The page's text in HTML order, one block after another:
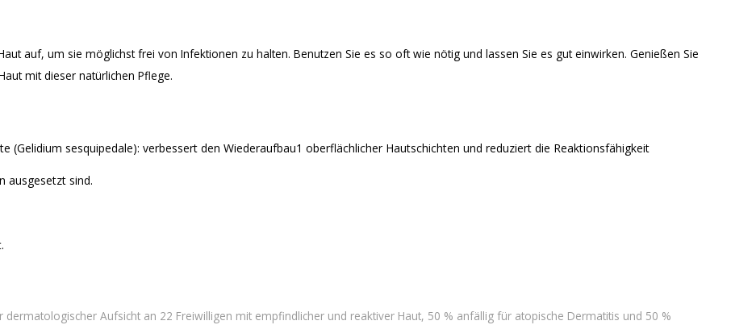
auf, um sie möglichst frei von Infektionen zu halten. Benutzen Sie es so oft wie nötig und lassen Sie es gut einwirken. Genießen Sie
mit dieser natürlichen Pflege.
(Gelidium sesquipedale): verbessert den Wiederaufbau1 oberflächlicher Hautschichten und reduziert die Reaktionsfähigkeit
ausgesetzt sind.
Aufsicht an 22 Freiwilligen mit empfindlicher und reaktiver Haut, 50 % anfällig für atopische Dermatitis und 50 %